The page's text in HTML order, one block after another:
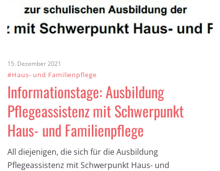
15. Dezember 2021
#Haus- und Familienpflege
Informationstage: Ausbildung
Pflegeassistenz mit Schwerpunkt
Haus- und Familienpflege
All diejenigen, die sich für die Ausbildung
Pflegeassistenz mit Schwerpunkt Haus- und